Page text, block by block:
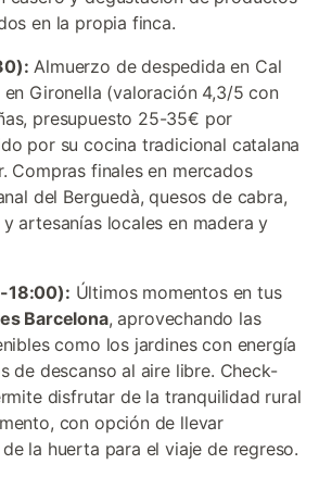
en la propia finca.
Almuerzo de despedida en Cal
en Gironella (valoración 4,3/5 con
presupuesto 25-35€ por
por su cocina tradicional catalana
Compras finales en mercados
del Berguedà, quesos de cabra,
artesanías locales en madera y
18:00): Últimos momentos en tus
Barcelona, aprovechando las
como los jardines con energía
de descanso al aire libre. Check-
disfrutar de la tranquilidad rural
con opción de llevar
la huerta para el viaje de regreso.